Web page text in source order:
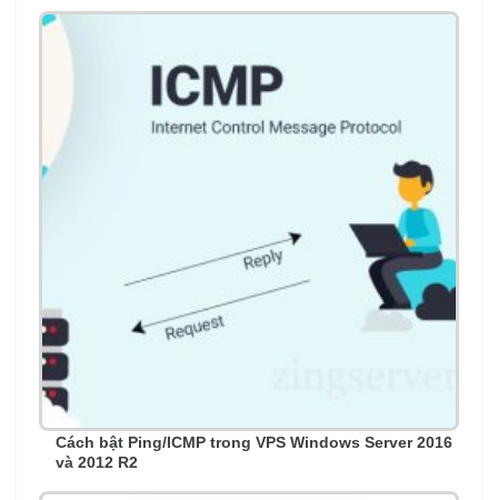
Cách bật Ping/ICMP trong VPS Windows Server 2016
và 2012 R2